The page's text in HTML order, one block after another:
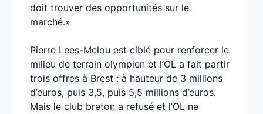
doit trouver des opportunités sur le
marché.»
Pierre Lees-Melou est ciblé pour renforcer le
milieu de terrain olympien et l’OL a fait partir
trois offres à Brest : à hauteur de 3 millions
d’euros, puis 3,5, puis 5,5 millions d’euros.
Mais le club breton a refusé et l’OL ne